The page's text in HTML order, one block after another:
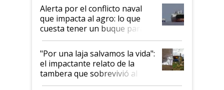
Alerta por el conflicto naval
que impacta al agro: lo que
cuesta tener un buque parado
y el peligro de que Argentina
pase a ser "país sucio"
"Por una laja salvamos la vida":
el impactante relato de la
tambera que sobrevivió al
tornado